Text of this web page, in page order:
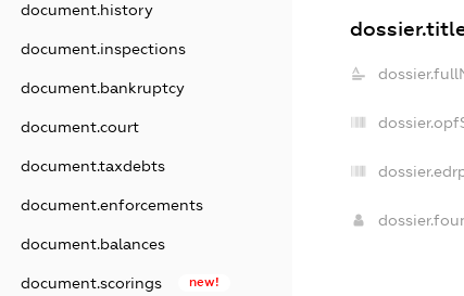
document.history
document.inspections
document.bankruptcy
document.court
document.taxdebts
document.enforcements
document.balances
document.scorings new!